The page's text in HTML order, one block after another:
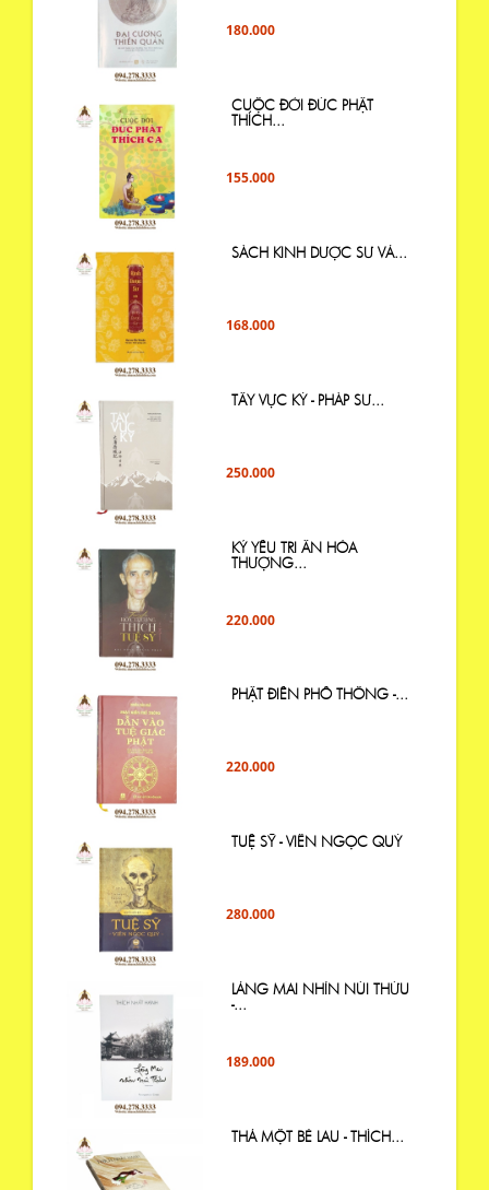
180.000
CUỘC ĐỜI ĐỨC PHẬT
THÍCH...
155.000
SÁCH KINH DƯỢC SƯ VÀ...
168.000
TÂY VỰC KÝ - PHÁP SƯ...
250.000
KỶ YẾU TRI ÂN HÒA
THƯỢNG...
220.000
PHẬT ĐIỂN PHỔ THÔNG -...
220.000
TUỆ SỸ - VIÊN NGỌC QUÝ
280.000
LÀNG MAI NHÌN NÚI THỨU
-...
189.000
THẢ MỘT BÈ LAU - THÍCH...